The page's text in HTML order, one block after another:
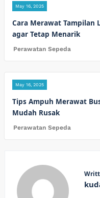
May 16, 2025
Cara Merawat Tampilan
agar Tetap Menarik
Perawatan Sepeda
May 16, 2025
Tips Ampuh Merawat
Mudah Rusak
Perawatan Sepeda